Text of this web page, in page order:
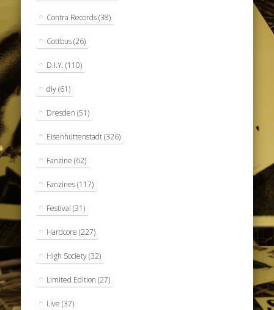
Contra Records(38)
Cottbus(26)
D.I.Y. (110)
diy(61)
Dresden (51)
Eisenhüttenstadt(326)
Fanzine (62)
Fanzines(117)
Festival (31)
Hardcore (227)
High Society(32)
Limited Edition (27)
Live (37)